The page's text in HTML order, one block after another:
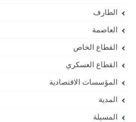
الطارف
العاصمة
القطاع الخاص
القطاع العسكري
المؤسسات الاقتصادية
المدية
المسيلة